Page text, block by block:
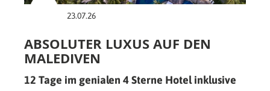
23.07.26
ABSOLUTER LUXUS AUF DEN
MALEDIVEN
12 Tage im genialen 4 Sterne Hotel inklusive